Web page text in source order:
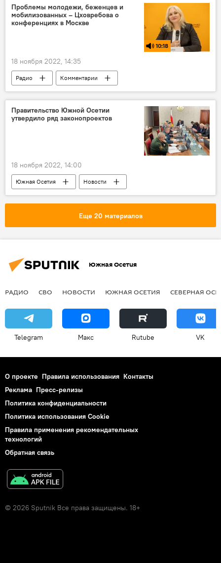
Минобороны России
Запорожская область
ЛНР
СВО
Проблемы молодежи, беженцев и
мобилизованных – Цховребова о
конференциях в Москве
10:18
18 ноября 2022, 14:35
Радио
Комментарии
Южная Осетия
Россия
Политика
Общество
Наука
Правительство Южной Осетии
утвердило ряд законопроектов
18 ноября 2022, 14:00
Южная Осетия
Новости
Парламент Южной Осетии
Еще 20 материалов
Южная Осетия
РАДИО СВО НОВОСТИ ЮЖНАЯ ОСЕТИЯ СЕВЕРНАЯ
Telegram Макс Rutube VK
О проекте Правила использования Контакты
Реклама Пресс-релизы
Политика конфиденциальности
Политика использования Cookie
Правила применения рекомендательных
технологий
Обратная связь
© 2026 Sputnik Все права защищены. 18+